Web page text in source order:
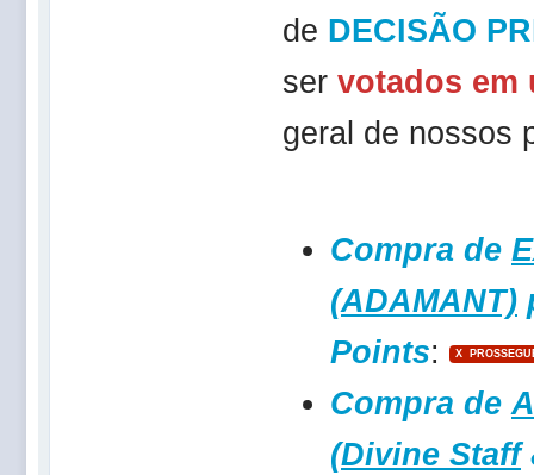
de DECISÃO
ser votados em
geral de nossos
Compra de
(ADAMANT)
Points: X
Compra de
(Divine Staff